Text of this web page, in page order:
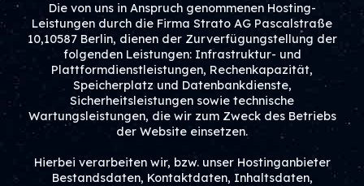
Die von uns in Anspruch genommenen Hosting-
Leistungen durch die Firma Strato AG Pascalstraße
10,10587 Berlin, dienen der Zurverfügungstellung der
folgenden Leistungen: Infrastruktur- und
Plattformdienstleistungen, Rechenkapazität,
Speicherplatz und Datenbankdienste,
Sicherheitsleistungen sowie technische
Wartungsleistungen, die wir zum Zweck des Betriebs
der Website einsetzen.
Hierbei verarbeiten wir, bzw. unser Hostinganbieter
Bestandsdaten, Kontaktdaten, Inhaltsdaten,